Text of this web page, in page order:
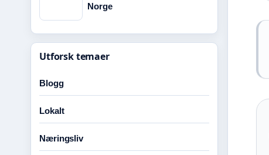
Norge
Utforsk temaer
Blogg
Lokalt
Næringsliv